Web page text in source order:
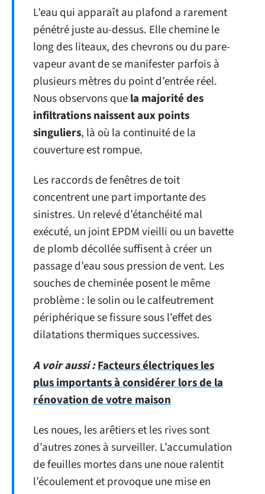
L’eau qui apparaît au plafond a rarement
pénétré juste au-dessus. Elle chemine le
long des liteaux, des chevrons ou du pare-
vapeur avant de se manifester parfois à
plusieurs mètres du point d’entrée réel.
Nous observons quela majorité des
infiltrations naissent aux points
singuliers, là où la continuité de la
couverture est rompue.
Les raccords de fenêtres de toit
concentrent une part importante des
sinistres. Un relevé d’étanchéité mal
exécuté, un joint EPDM vieilli ou un bavette
de plomb décollée suffisent à créer un
passage d’eau sous pression de vent. Les
souches de cheminée posent le même
problème : le solin ou le calfeutrement
périphérique se fissure sous l’effet des
dilatations thermiques successives.
A voir aussi :Facteurs électriques les
plus importants à considérer lors de la
rénovation de votre maison
Les noues, les arêtiers et les rives sont
d’autres zones à surveiller. L’accumulation
de feuilles mortes dans une noue ralentit
l’écoulement et provoque une mise en